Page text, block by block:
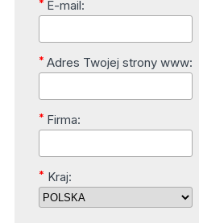
* E-mail:
* Adres Twojej strony www:
* Firma:
* Kraj: